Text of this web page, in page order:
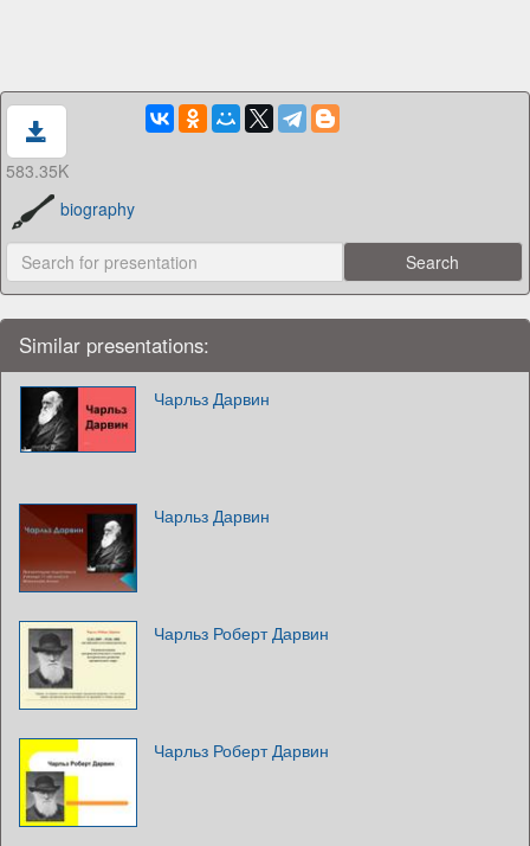
583.35K
biography
Similar presentations:
Чарльз Дарвин
Чарльз Дарвин
Чарльз Роберт Дарвин
Чарльз Роберт Дарвин